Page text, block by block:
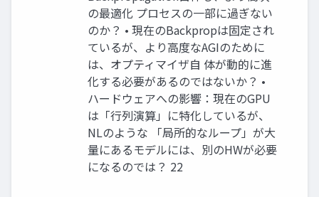
の最適化 プロセスの一部に過ぎない
のか？ • 現在のBackpropは固定され
ているが、より高度なAGIのために
は、オプティマイザ自 体が動的に進
化する必要があるのではないか？ •
ハードウェアへの影響：現在のGPU
は「行列演算」に特化しているが、
NLのような 「局所的なループ」が大
量にあるモデルには、別のHWが必要
になるのでは？ 22